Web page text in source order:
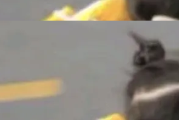
人满意。这一方法也为
踪新版本的思路。
2026 年 8 月 1 日起，
了，最长 6 个月。发
浏览器、无数的基础设
。而过去十年，维护它
布，具体更新内容如
包含多项增强功能：
a>）</l
问题转交给搜索引擎。
论点是：容器不适合 Ag
是 Isolate。 Cloudflare
可谦虚的——他们用 W
天记录回应苹果